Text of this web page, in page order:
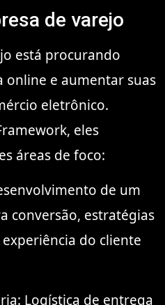
de varejo
está procurando
online e aumentar suas
eletrônico.
eles
áreas de foco:
de um
conversão, estratégias
experiência do cliente
Logística de entrega